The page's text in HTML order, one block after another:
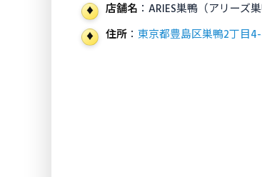
店舗名 ：ARIES巣鴨（アリーズ巣
住所 ： 東京都豊島区巣鴨2丁目